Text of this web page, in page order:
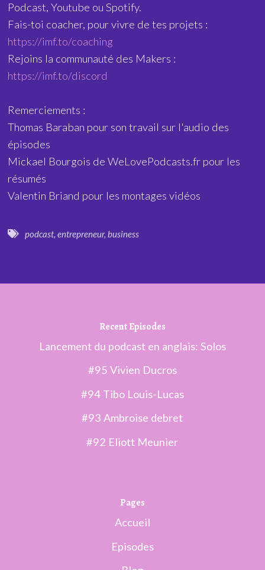
Podcast, Youtube ou Spotify.
Fais-toi coacher, pour vivre de tes projets :
https://imf.to/coaching
Rejoins la communauté des Makers :
https://imf.to/discord
Remerciements :
Thomas Baraban pour son travail sur l'audio des
épisodes
Mickael Bourgois de WeLovePodcasts.fr pour les
résumés
Valentin Briand pour les montages vidéos
podcast, entrepreneur, business
Recent Episodes
Lancement du podcast en anglais: Solos
#95 Vivien Ducros
#94 Tibo Louis-Lucas
#93 Ambroise debret
#92 Eliott Meunier
Pages
Accueil
Episodes